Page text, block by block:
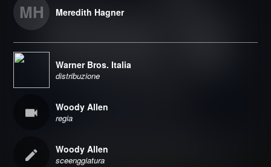
MH Meredith Hagner
Warner Bros. Italia
distribuzione
Woody Allen
regia
Woody Allen
sceenggiatura